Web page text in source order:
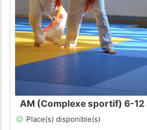
AM (Complexe sportif) 6-12
Place(s) disponible(s)